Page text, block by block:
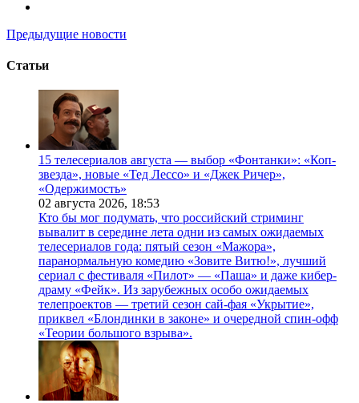
Предыдущие новости
Статьи
15 телесериалов августа — выбор «Фонтанки»: «Коп-
звезда», новые «Тед Лессо» и «Джек Ричер»,
«Одержимость»
02 августа 2026, 18:53
Кто бы мог подумать, что российский стриминг
вывалит в середине лета одни из самых ожидаемых
телесериалов года: пятый сезон «Мажора»,
паранормальную комедию «Зовите Витю!», лучший
сериал с фестиваля «Пилот» — «Паша» и даже кибер-
драму «Фейк». Из зарубежных особо ожидаемых
телепроектов — третий сезон сай-фая «Укрытие»,
приквел «Блондинки в законе» и очередной спин-офф
«Теории большого взрыва».